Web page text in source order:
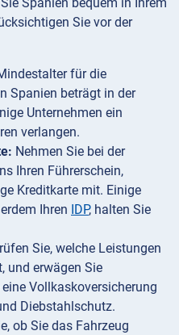
Sie vor der
für die
Spanien beträgt in der
Unternehmen ein
verlangen.
Nehmen Sie bei der
Ihren Führerschein,
Kreditkarte mit. Einige
Ihren IDP, halten Sie
Sie, welche Leistungen
und erwägen Sie
Vollkaskoversicherung
Diebstahlschutz.
ob Sie das Fahrzeug